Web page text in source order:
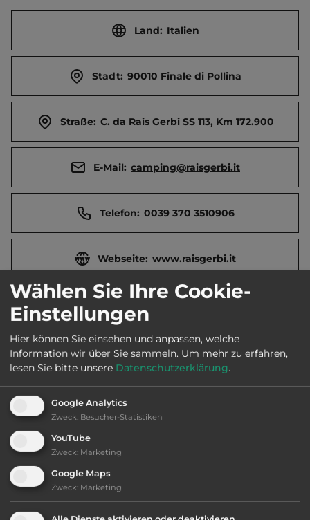
Land: Italien
Stadt: 90010 Finale di Pollina
Straße: C. da Rais Gerbi SS 113, Km 172.900
E-Mail: camping@raisgerbi.it
Telefon: 0039 370 3510906
Webseite: www.raisgerbi.it
Öffnungszeiten: 2.4. bis 30.10.
Ausstattung
Wählen Sie Ihre Cookie-
Einstellungen
Hier können Sie einsehen und anpassen, welche
Information wir über Sie sammeln. Um mehr zu erfahren,
lesen Sie bitte unsere Datenschutzerklärung.
Google Analytics
Zweck: Besucher-Statistiken
YouTube
Zweck: Marketing
Google Maps
Zweck: Marketing